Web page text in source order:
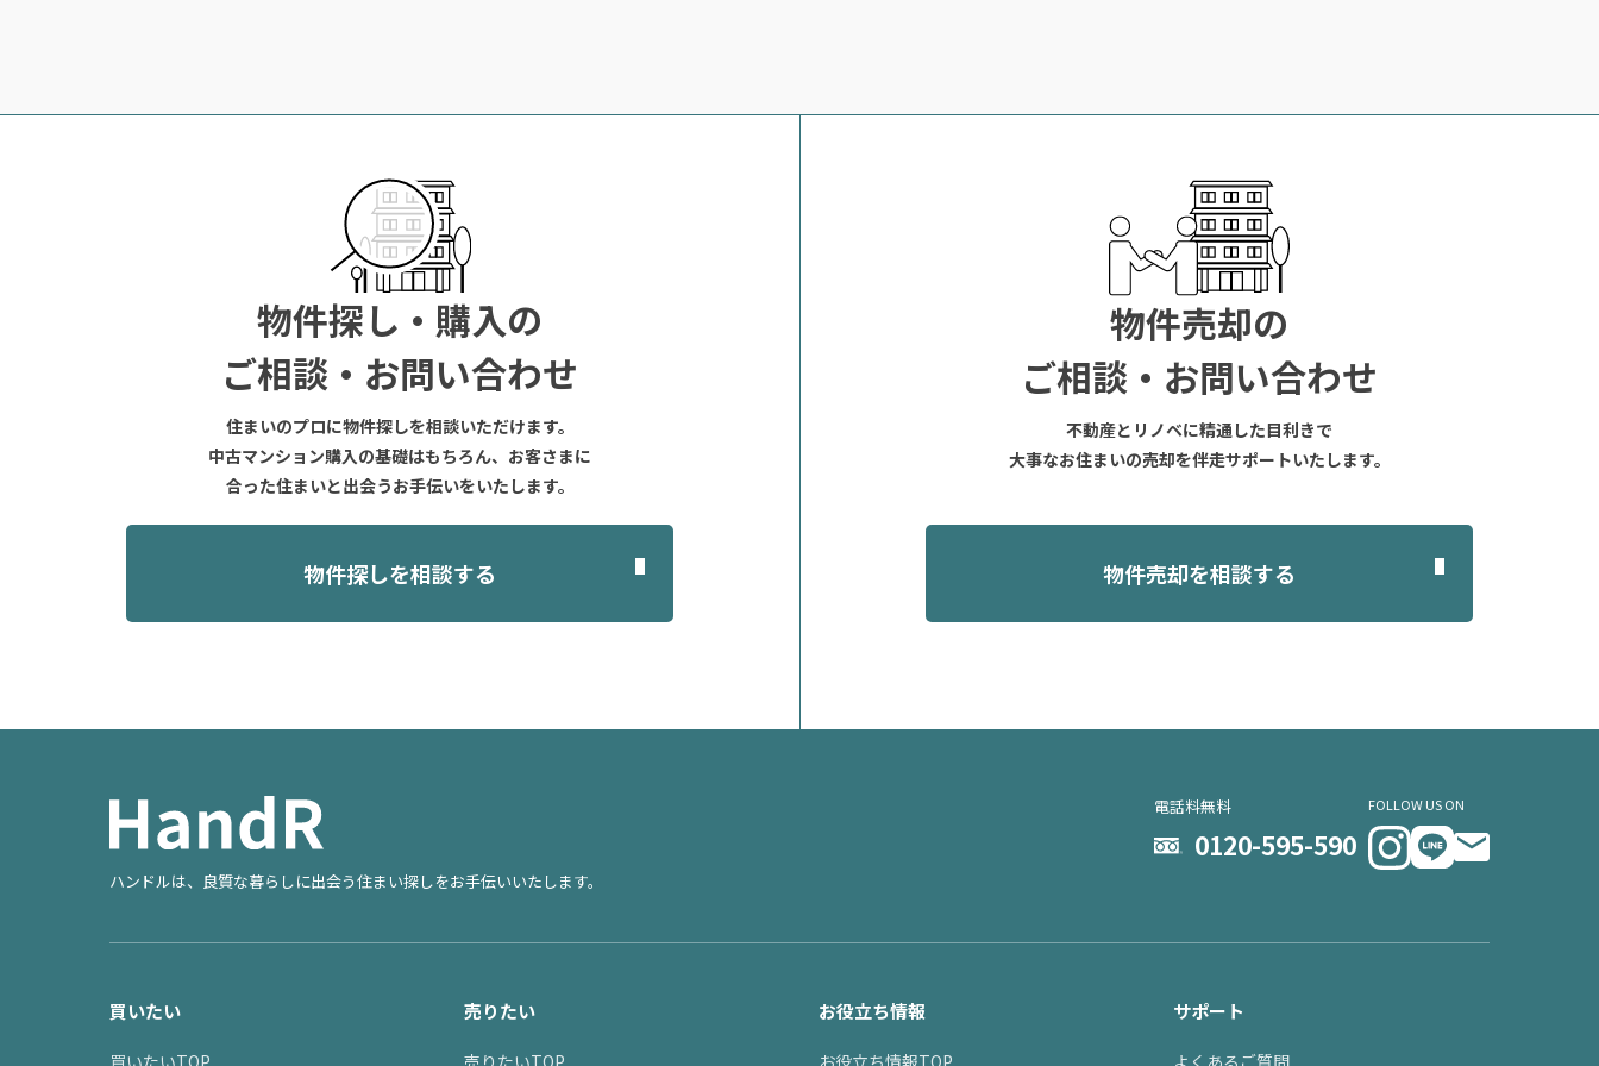
物件探し・購入の
ご相談・お問い合わせ
住まいのプロに物件探しを相談いただけます。
中古マンション購入の基礎はもちろん、お客さまに
合った住まいと出会うお手伝いをいたします。
物件探しを相談する
物件売却の
ご相談・お問い合わせ
不動産とリノベに精通した目利きで
大事なお住まいの売却を伴走サポートいたします。
物件売却を相談する
ハンドルは、良質な暮らしに出会う住まい探しをお手伝いいたします。
電話料無料
0120-595-590
FOLLOW US ON
買いたい 売りたい お役立ち情報 サポート